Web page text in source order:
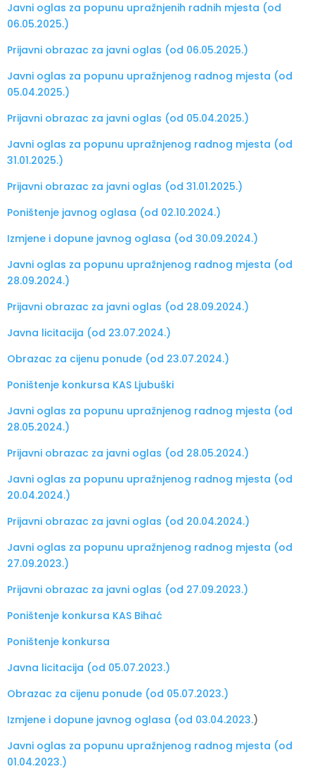
Javni oglas za popunu upražnjenih radnih mjesta (od
06.05.2025.)
Prijavni obrazac za javni oglas (od 06.05.2025.)
Javni oglas za popunu upražnjenog radnog mjesta (od
05.04.2025.)
Prijavni obrazac za javni oglas (od 05.04.2025.)
Javni oglas za popunu upražnjenog radnog mjesta (od
31.01.2025.)
Prijavni obrazac za javni oglas (od 31.01.2025.)
Poništenje javnog oglasa (od 02.10.2024.)
Izmjene i dopune javnog oglasa (od 30.09.2024.)
Javni oglas za popunu upražnjenog radnog mjesta (od
28.09.2024.)
Prijavni obrazac za javni oglas (od 28.09.2024.)
Javna licitacija (od 23.07.2024.)
Obrazac za cijenu ponude (od 23.07.2024.)
Poništenje konkursa KAS Ljubuški
Javni oglas za popunu upražnjenog radnog mjesta (od
28.05.2024.)
Prijavni obrazac za javni oglas (od 28.05.2024.)
Javni oglas za popunu upražnjenog radnog mjesta (od
20.04.2024.)
Prijavni obrazac za javni oglas (od 20.04.2024.)
Javni oglas za popunu upražnjenog radnog mjesta (od
27.09.2023.)
Prijavni obrazac za javni oglas (od 27.09.2023.)
Poništenje konkursa KAS Bihać
Poništenje konkursa
Javna licitacija (od 05.07.2023.)
Obrazac za cijenu ponude (od 05.07.2023.)
Izmjene i dopune javnog oglasa (od 03.04.2023.)
Javni oglas za popunu upražnjenog radnog mjesta (od
01.04.2023.)